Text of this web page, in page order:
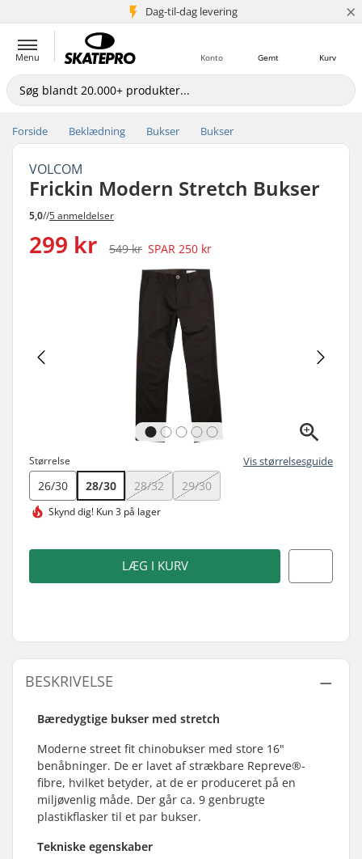
Dag-til-dag levering
5+ mio. kunder ×
Menu Kurv
Gemt
Konto
Forside Beklædning Bukser Bukser
VOLCOM
Frickin Modern Stretch Bukser
5,0//5 anmeldelser
299 kr 549 kr SPAR 250 kr
Størrelse Vis størrelsesguide
26/30 28/30 28/32 29/30
Skynd dig! Kun 3 på lager
LÆG I KURV
BESKRIVELSE
Bæredygtige bukser med stretch
Moderne street fit chinobukser med store 16"
benåbninger. De er lavet af strækbare Repreve®-
fibre, hvilket betyder, at de er produceret på en
miljøvenlig måde. Der går ca. 9 genbrugte
plastikflasker til et par bukser.
Tekniske egenskaber